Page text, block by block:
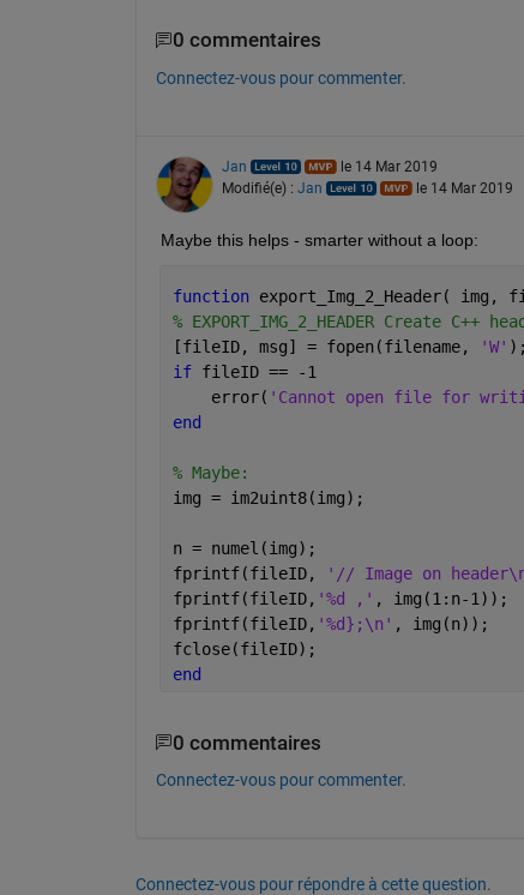
0 commentaires
Connectez-vous pour commenter.
Jan
le 14 Mar 2019
Modifié(e) : Jan le 14 Mar 2019
Maybe this helps - smarter without a loop:
function export_Img_2_Header( img,
% EXPORT_IMG_2_HEADER Create
[fileID, msg] = fopen(filename,
'W'
if fileID == -1
    error(
'Cannot open file for
end
% Maybe:
img = im2uint8(img);
n = numel(img);
fprintf(fileID,
'// Image on
fprintf(fileID, '%d ,' , img(1:n-1));
fprintf(fileID, '%d};\n' , img(n));
fclose(fileID);
end
0 commentaires
Connectez-vous pour commenter.
Connectez-vous pour répondre à cette question.